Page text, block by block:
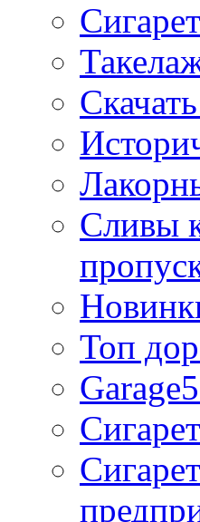
Сливы
Топ